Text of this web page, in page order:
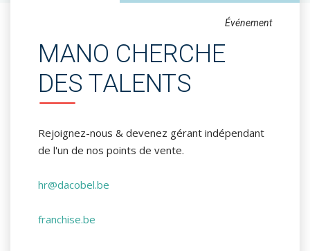
Événement
MANO CHERCHE
DES TALENTS
Rejoignez-nous & devenez gérant indépendant
de l'un de nos points de vente.
hr@dacobel.be
franchise.be